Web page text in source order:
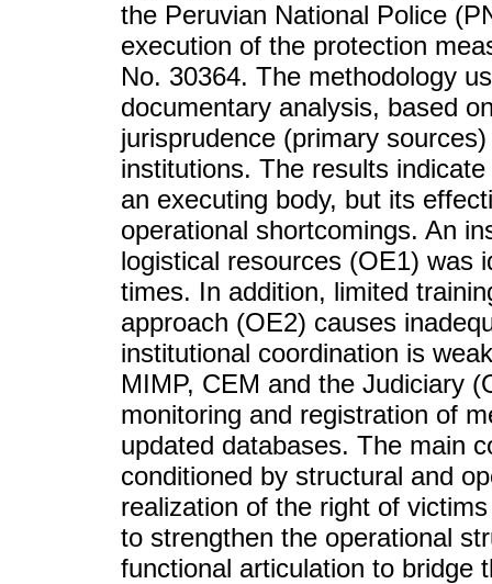
the Peruvian National Police
execution of the protection
No. 30364. The methodology
documentary analysis, based
jurisprudence (primary
institutions. The results
an executing body, but its
operational shortcomings. An
logistical resources (OE1) was
times. In addition, limited
approach (OE2) causes
institutional coordination is
MIMP, CEM and the Judiciary
monitoring and registration of
updated databases. The main
conditioned by structural and
realization of the right of
to strengthen the operational
functional articulation to bridge